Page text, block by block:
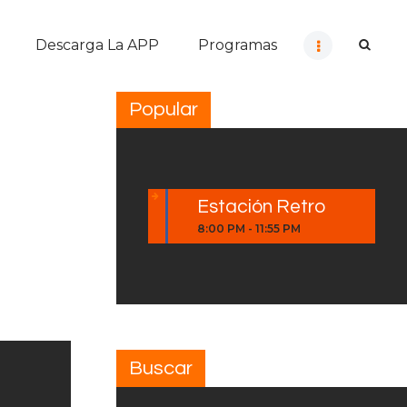
Descarga La APP Programas
Popular
Estación Retro
8:00 PM -11:55 PM
Buscar